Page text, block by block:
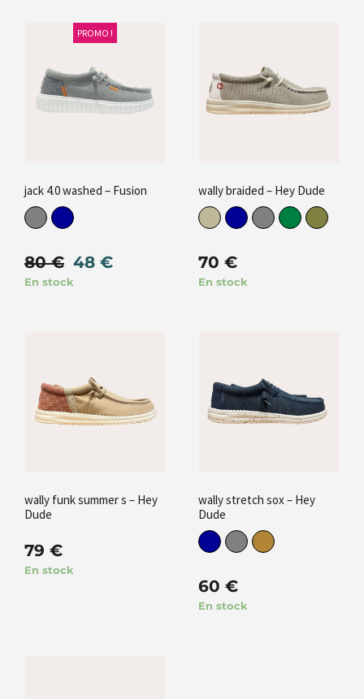
PROMO !
jack 4.0 washed – Fusion
80€ 48 €
En stock
wally braided – Hey Dude
70 €
En stock
wally funk summer s – Hey
Dude
79 €
En stock
wally stretch sox – Hey
Dude
60 €
En stock